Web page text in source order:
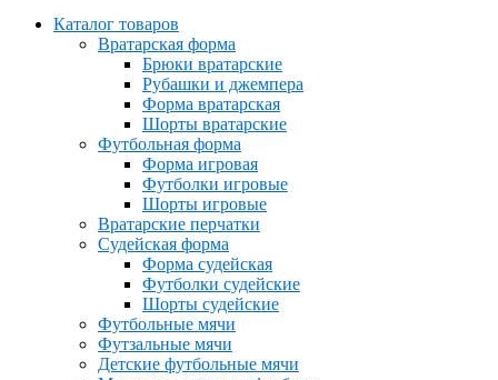
Каталог товаров
Вратарская форма
Брюки вратарские
Рубашки и джемпера
Форма вратарская
Шорты вратарские
Футбольная форма
Форма игровая
Футболки игровые
Шорты игровые
Вратарские перчатки
Судейская форма
Форма судейская
Футболки судейские
Шорты судейские
Футбольные мячи
Футзальные мячи
Детские футбольные мячи